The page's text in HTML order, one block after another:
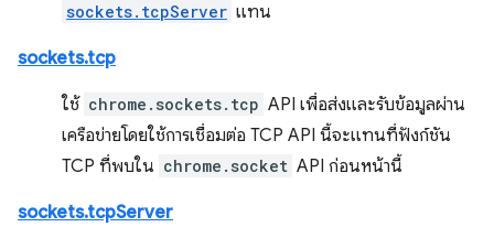
sockets.tcpServer แทน
sockets.tcp
ใช้ chrome.sockets.tcp API เพื่อส่งและรับข้อมูลผ่าน
เครือข่ายโดยใช้การเชื่อมต่อ TCP API นี้จะแทนที่ฟังก์ชัน
TCP ที่พบใน chrome.socket API ก่อนหน้านี้
sockets.tcpServer